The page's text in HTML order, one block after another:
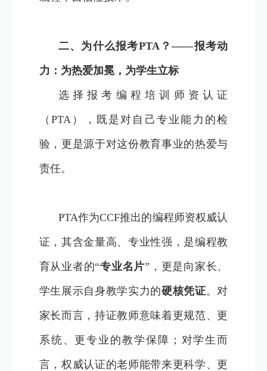
二、为什么报考PTA？——报考动
力：为热爱加冕，为学生立标
选择报考编程培训师资认证
（PTA），既是对自己专业能力的检
验，更是源于对这份教育事业的热爱与
责任。
PTA作为CCF推出的编程师资权威认
证，其含金量高、专业性强，是编程教
育从业者的“专业名片”，更是向家长、
学生展示自身教学实力的硬核凭证。对
家长而言，持证教师意味着更规范、更
系统、更专业的教学保障；对学生而
言，权威认证的老师能带来更科学、更